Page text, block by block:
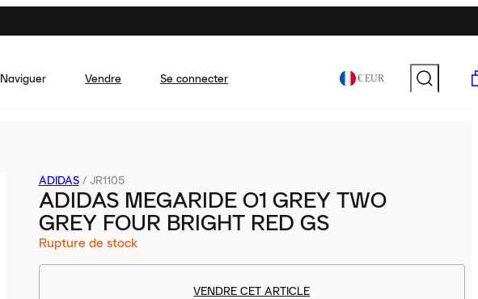
Naviguer Vendre Se connecter € EUR
ADIDAS / JR1105
ADIDAS MEGARIDE O1 GREY TWO
GREY FOUR BRIGHT RED GS
Rupture de stock
VENDRE CET ARTICLE